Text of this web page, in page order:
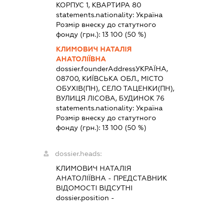
КОРПУС 1, КВАРТИРА 80
statements.nationality:Україна
Розмір внеску до статутного
фонду (грн.):13 100 (50 %)
КЛИМОВИЧ НАТАЛІЯ
АНАТОЛІЇВНА
dossier.founderAddressУКРАЇНА,
08700, КИЇВСЬКА ОБЛ., МІСТО
ОБУХІВ(ПН), СЕЛО ТАЦЕНКИ(ПН),
ВУЛИЦЯ ЛІСОВА, БУДИНОК 76
statements.nationality:Україна
Розмір внеску до статутного
фонду (грн.):13 100 (50 %)
dossier.heads:
КЛИМОВИЧ НАТАЛІЯ
АНАТОЛІЇВНА - ПРЕДСТАВНИК
ВІДОМОСТІ ВІДСУТНІ
dossier.position -